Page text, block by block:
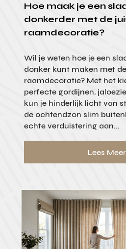
Hoe maak je een
donkerder met de
raamdecoratie?
Wil je weten hoe je een
donker kunt maken met
raamdecoratie? Met het
perfecte gordijnen,
kun je hinderlijk licht van
de ochtendzon slim
echte verduistering aan...
Lees